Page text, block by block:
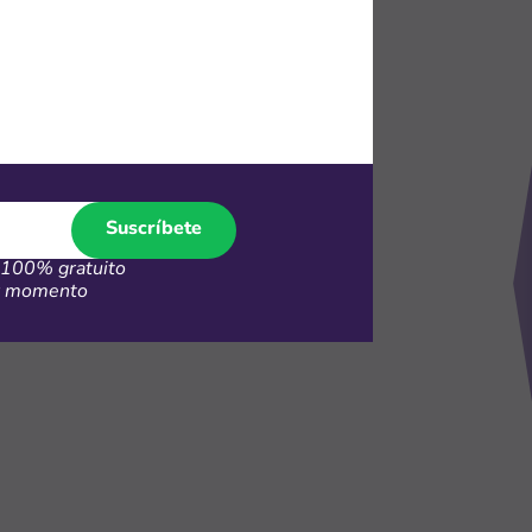
en
Suscríbete
100% gratuito
momento